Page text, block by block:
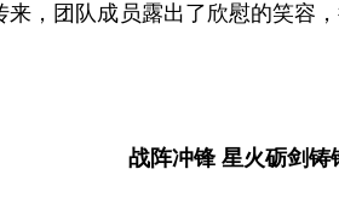
团队成员露出了欣慰的笑容
战阵冲锋 星火砺剑铸